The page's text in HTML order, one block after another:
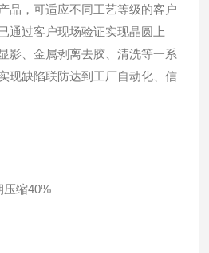
品，可适应不同工艺等级的客户
通过客户现场验证实现晶圆上
影、金属剥离去胶、清洗等一系
现缺陷联防达到工厂自动化、信
缩40%